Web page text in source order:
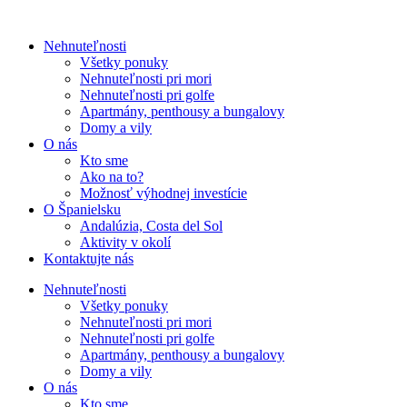
Nehnuteľnosti
Všetky ponuky
Nehnuteľnosti pri mori
Nehnuteľnosti pri golfe
Apartmány, penthousy a bungalovy
Domy a vily
O nás
Kto sme
Ako na to?
Možnosť výhodnej investície
O Španielsku
Andalúzia, Costa del Sol
Aktivity v okolí
Kontaktujte nás
Nehnuteľnosti
Všetky ponuky
Nehnuteľnosti pri mori
Nehnuteľnosti pri golfe
Apartmány, penthousy a bungalovy
Domy a vily
O nás
Kto sme